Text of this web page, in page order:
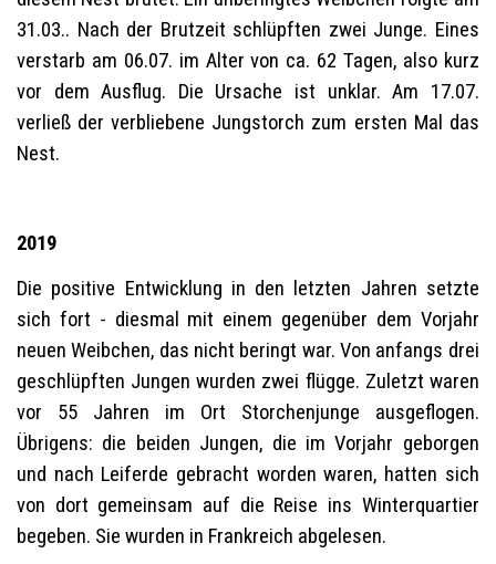
31.03.. Nach der Brutzeit schlüpften zwei Junge. Eines
verstarb am 06.07. im Alter von ca. 62 Tagen, also kurz
vor dem Ausflug. Die Ursache ist unklar. Am 17.07.
verließ der verbliebene Jungstorch zum ersten Mal das
Nest.
2019
Die positive Entwicklung in den letzten Jahren setzte
sich fort - diesmal mit einem gegenüber dem Vorjahr
neuen Weibchen, das nicht beringt war. Von anfangs drei
geschlüpften Jungen wurden zwei flügge. Zuletzt waren
vor 55 Jahren im Ort Storchenjunge ausgeflogen.
Übrigens: die beiden Jungen, die im Vorjahr geborgen
und nach Leiferde gebracht worden waren, hatten sich
von dort gemeinsam auf die Reise ins Winterquartier
begeben. Sie wurden in Frankreich abgelesen.